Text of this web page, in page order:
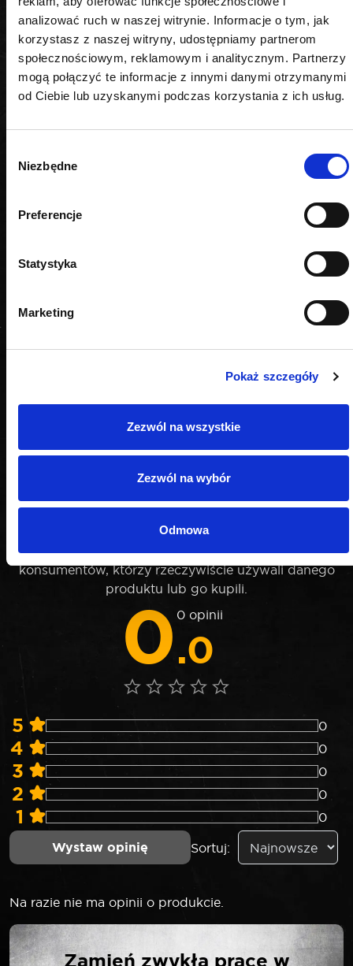
analizować ruch w naszej witrynie. Informacje o tym, jak
korzystasz z naszej witryny, udostępniamy partnerom
społecznościowym, reklamowym i analitycznym. Partnerzy
mogą połączyć te informacje z innymi danymi otrzymanymi
od Ciebie lub uzyskanymi podczas korzystania z ich usług.
zgody
Niezbędne
Preferencje
Statystyka
Marketing
Pokaż szczegóły
Zezwól na wszystkie
Zezwól na wybór
Odmowa
PODOBNE PRODUKTY
OPINIE
Nie weryfikujemy opinii czy pochodzą od
konsumentów, którzy rzeczywiście używali danego
produktu lub go kupili.
0.0
0 opinii
5 0
4 0
3 0
2 0
1 0
Wystaw opinię Sortuj:
Na razie nie ma opinii o produkcie.
NAPISZ PIERWSZĄ